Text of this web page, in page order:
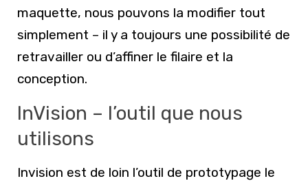
maquette, nous pouvons la modifier tout
simplement – il y a toujours une possibilité de
retravailler ou d’affiner le filaire et la
conception.
InVision – l’outil que nous
utilisons
Invision est de loin l’outil de prototypage le